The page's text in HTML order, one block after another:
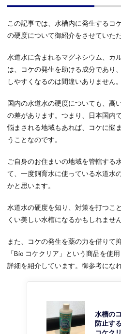
この記事では、水槽内に発生するコ
の硬度について御紹介をさせていた
水道水に含まれるマグネシウム、カ
は、コケの発生を助ける成分であり
しやすくなるのは間違いありません。
国内の水道水の硬度についても、高
の差があります。つまり、日本国内
悩まされる地域もあれば、コケに悩
うことなのです。
ご自身のお住まいの地域を管轄する
て、一度飼育水に使っている水道水
かと思います。
水道水の硬度を知り、対策を打つこ
くい美しい水槽になるかもしれません
また、コケの発生を薬の力を借りて
「Bio コケクリア」という商品を使
詳細を紹介しています。御参考にな
水槽の
防止す